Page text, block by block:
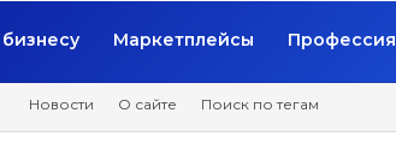
Маркетплейсы Профессия
Новости О сайте Поиск по тегам